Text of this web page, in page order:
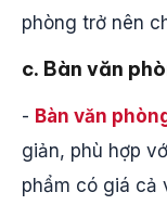
phòng trở nên
c. Bàn văn
- Bàn văn
giản, phù hợp
phẩm có giá cả